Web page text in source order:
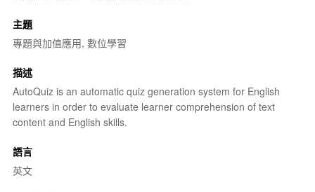
主題
專題與加值應用, 數位學習
描述
AutoQuiz is an automatic quiz generation system for English
learners in order to evaluate learner comprehension of text
content and English skills.
語言
英文